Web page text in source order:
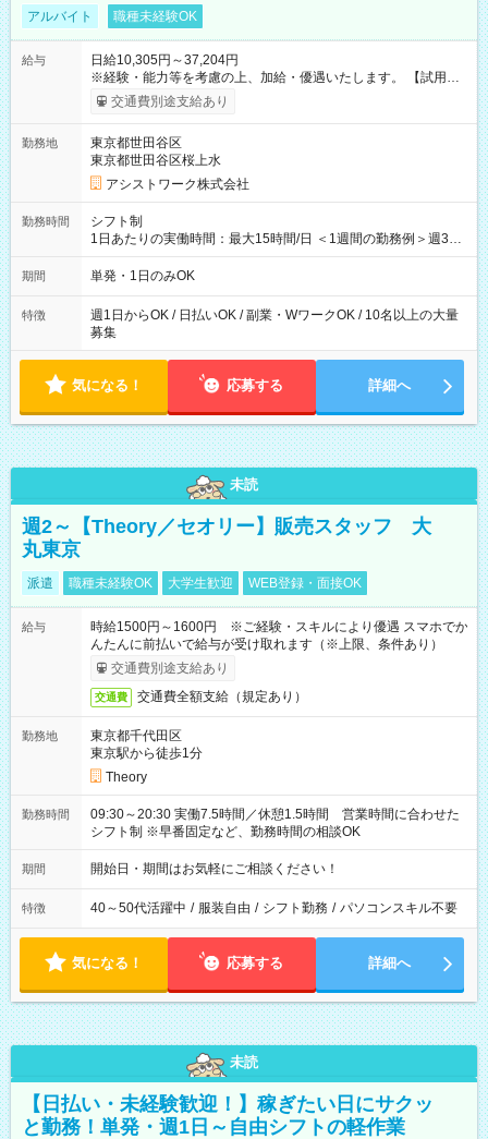
アルバイト 職種未経験OK
給与
日給10,305円～37,204円
※経験・能力等を考慮の上、加給・優遇いたします。 【試用期
間】試用期間なし
交通費別途支給あり
勤務地
東京都世田谷区
東京都世田谷区桜上水
アシストワーク株式会社
勤務時間
シフト制
1日あたりの実働時間：最大15時間/日 ＜1週間の勤務例＞週3回
勤務 勤務：月・水・金 休み：火・木・土・日 好きな時にお仕事
可能です！ ※1日あたりの最大実働時間は日勤、夜勤共に勤務し
期間 単発・1日のみOK
特徴
週1日からOK / 日払いOK / 副業・WワークOK / 10名以上の大量
募集
気になる！ 応募する 詳細へ
未読
週2～【Theory／セオリー】販売スタッフ 大
丸東京
派遣 職種未経験OK 大学生歓迎 WEB登録・面接OK
給与
時給1500円～1600円 ※ご経験・スキルにより優遇 スマホでか
んたんに前払いで給与が受け取れます（※上限、条件あり）
交通費別途支給あり
交通費 交通費全額支給（規定あり）
勤務地
東京都千代田区
東京駅から徒歩1分
Theory
勤務時間
09:30～20:30 実働7.5時間／休憩1.5時間 営業時間に合わせた
シフト制 ※早番固定など、勤務時間の相談OK
期間 開始日・期間はお気軽にご相談ください！
特徴 40～50代活躍中 / 服装自由 / シフト勤務 / パソコンスキル不要
気になる！ 応募する 詳細へ
未読
【日払い・未経験歓迎！】稼ぎたい日にサクッ
と勤務！単発・週1日～自由シフトの軽作業